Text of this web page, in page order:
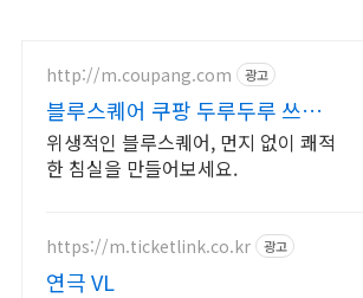
http://m.coupang.com 광고
블루스퀘어 쿠팡 두루두루 쓰는
사계절 침구
위생적인 블루스퀘어, 먼지 없이 쾌적
한 침실을 만들어보세요.
https://m.ticketlink.co.kr 광고
연극 VL